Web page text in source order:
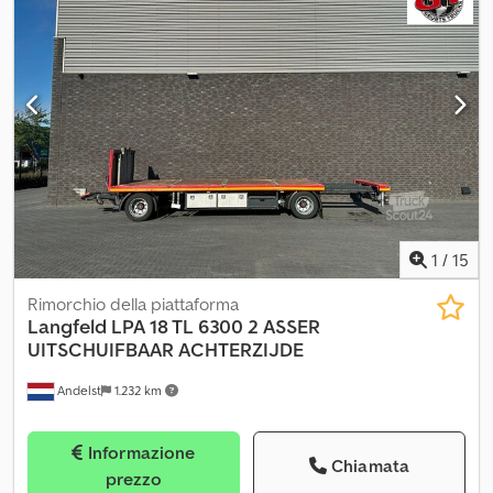
generale: molto buona Dkjdpfxjy Inz Sj Acier Condizione tecnica:
molto buona Condizione estetica: molto buona Targa: 17-WSZ-8
1 / 15
Andelst 1.232 km
Rimorchio della piattaforma
Langfeld LPA 18 TL 6300 2 ASSER
UITSCHUIFBAAR ACHTERZIJDE
prezzo
Chiamata